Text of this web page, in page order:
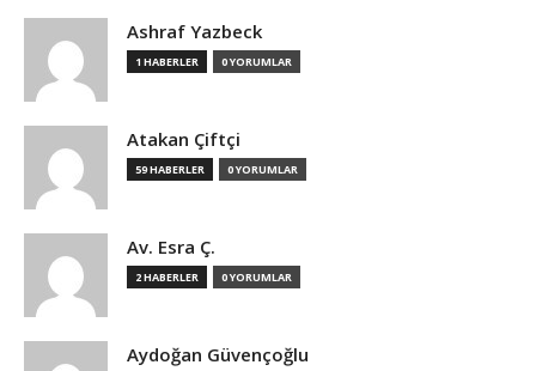
Ashraf Yazbeck
1 HABERLER 0 YORUMLAR
Atakan Çiftçi
59 HABERLER 0 YORUMLAR
Av. Esra Ç.
2 HABERLER 0 YORUMLAR
Aydoğan Güvençoğlu